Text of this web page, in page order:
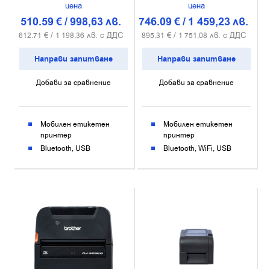
цена
510.59€/998,63лв.
612.71 € / 1 198,36 лв. с ДДС
Направи запитване
Добави за сравнение
Мобилен етикетен
принтер
Bluetooth USB
цена
746.09€/ 1 459,23лв.
895.31 € / 1 751,08 лв. с ДДС
Направи запитване
Добави за сравнение
Мобилен етикетен
принтер
Bluetooth WiFi USB